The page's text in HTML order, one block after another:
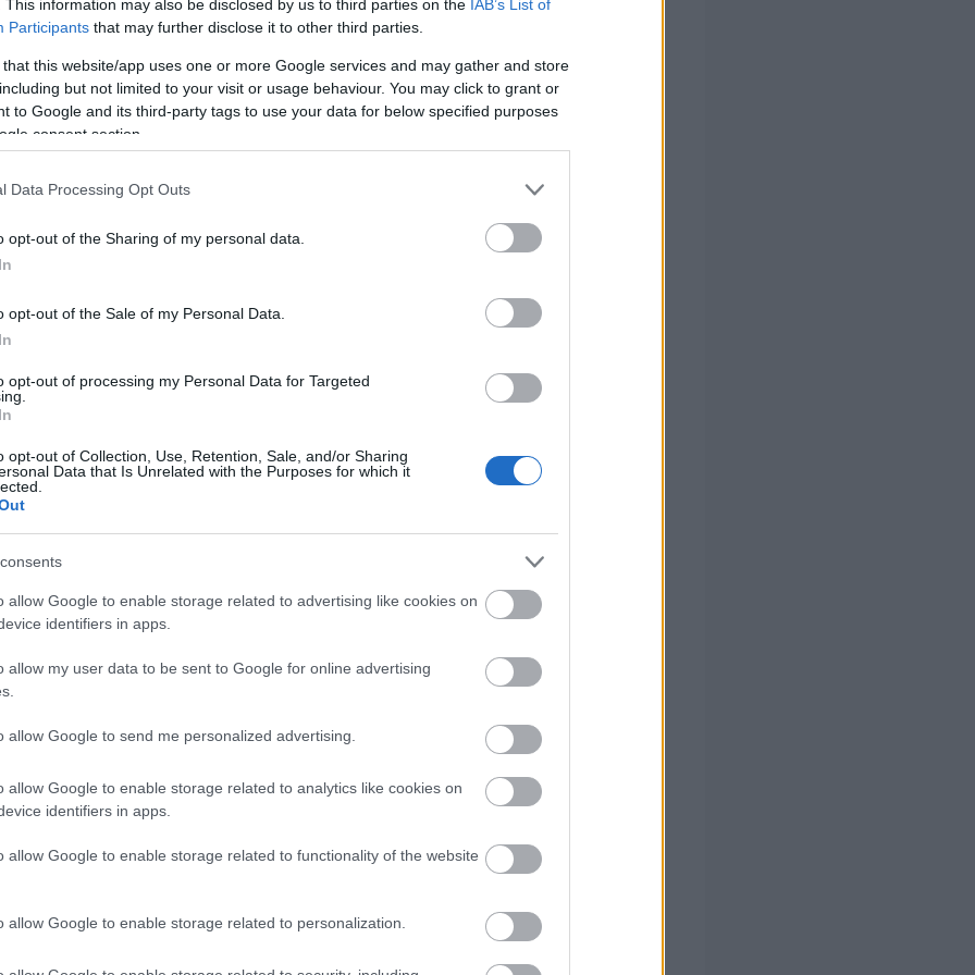
This information may also be disclosed by us to third parties on the IAB’s List of
Participants that may further disclose it to other third parties.
that this website/app uses one or more Google services and may gather and store
but not limited to your visit or usage behaviour. You may click to grant or
to Google and its third-party tags to use your data for below specified purposes
consent section.
Data Processing Opt Outs
opt-out of the Sharing of my personal data.
opt-out of the Sale of my Personal Data.
opt-out of processing my Personal Data for Targeted
opt-out of Collection, Use, Retention, Sale, and/or Sharing
Data that Is Unrelated with the Purposes for which it
allow Google to enable storage related to advertising like cookies on
identifiers in apps.
allow my user data to be sent to Google for online advertising
allow Google to send me personalized advertising.
allow Google to enable storage related to analytics like cookies on
identifiers in apps.
allow Google to enable storage related to functionality of the website
allow Google to enable storage related to personalization.
ειδήσεων Ρόιτερς, που επικαλέστηκε γιατρούς στον
στο συμβάν αυτό ήταν τουλάχιστον59 και οι τραυματίες 221.
ανέφεραν πωςάλλοι 14 άνθρωποι σκοτώθηκαναπό ισραηλινά πυρά
επιδρομές στον πυκνοκατοικημένο θύλακο. Ο συνολικός απολογισμός
73 νεκροί, κατά τις πηγές του Ρόιτερς.
Χαν Γιούνις, ο Μοχάμεντ Αμπού Αμέρ, αυτόπτης μάρτυρας, είπε πως
«απλοί άνθρωποι, άοπλοι», που απλά ήθελαν να πάνε να πάρουν
τα παιδιά τους».
επίθεση στο Ιράν τη 13η Ιουνίου , ο ισραηλινός στρατός
Μαΐου τις επιχειρήσεις του στη Λωρίδα της Γάζας, με δημόσια
στόχους με δημόσια διακηρυγμένους στόχους να απελευθερώσουν
απομένουν εκεί, να καταλάβουν τον «έλεγχο» της μικρής περιοχής
την Αίγυπτο και τη Μεσόγειο, καθώς και να αφανίσουν τη Χαμάς,
απόλυτο αποκλεισμό στην περιοχή
ελλείψεις τροφίμων, φαρμάκων και άλλων ειδών πρώτης ανάγκης.
Ίδρυμα για τη Γάζα (GHF), που υποστηρίζεται από τις κυβερνήσεις των
του σημαδεύτηκε από επανειλημμένα χαοτικά και πολύνεκρα
και συνολικά 28 εκατομμύρια από την έναρξη της δράσης του.
προσπαθούσαν να επισκευάσουν το νοσοκομείο Αλ Αχλί, στη